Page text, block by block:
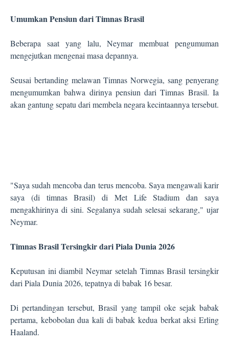
Umumkan Pensiun dari Timnas Brasil
Beberapa saat yang lalu, Neymar membuat pengumuman
mengejutkan mengenai masa depannya.
Seusai bertanding melawan Timnas Norwegia, sang penyerang
mengumumkan bahwa dirinya pensiun dari Timnas Brasil. Ia
akan gantung sepatu dari membela negara kecintaannya tersebut.
"Saya sudah mencoba dan terus mencoba. Saya mengawali karir
saya (di timnas Brasil) di Met Life Stadium dan saya
mengakhirinya di sini. Segalanya sudah selesai sekarang," ujar
Neymar.
Timnas Brasil Tersingkir dari Piala Dunia 2026
Keputusan ini diambil Neymar setelah Timnas Brasil tersingkir
dari Piala Dunia 2026, tepatnya di babak 16 besar.
Di pertandingan tersebut, Brasil yang tampil oke sejak babak
pertama, kebobolan dua kali di babak kedua berkat aksi Erling
Haaland.